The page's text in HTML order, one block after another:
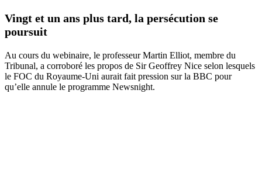
Vingt et un ans plus tard, la persécution se
poursuit
Au cours du webinaire, le professeur Martin Elliot, membre du
Tribunal, a corroboré les propos de Sir Geoffrey Nice selon lesquels
le FOC du Royaume-Uni aurait fait pression sur la BBC pour
qu’elle annule le programme Newsnight.